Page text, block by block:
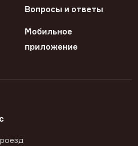
Вопросы и ответы
Мобильное
приложение